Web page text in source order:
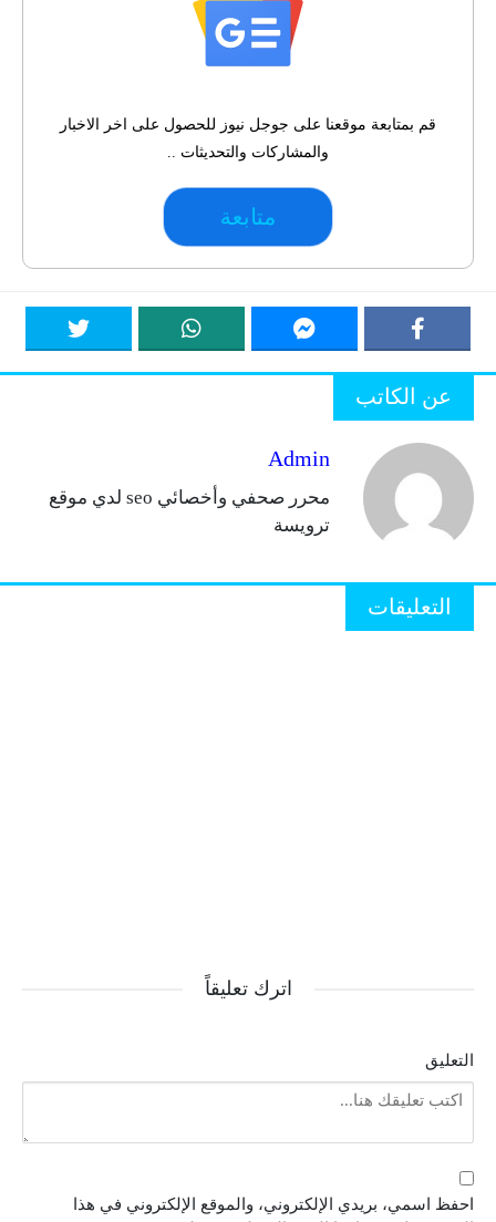
قم بمتابعة موقعنا على جوجل نيوز للحصول على اخر الاخبار
والمشاركات والتحديثات ..
متابعة
عن الكاتب
Admin
محرر صحفي وأخصائي seo لدي موقع
ترويسة
التعليقات
اترك تعليقاً
التعليق
احفظ اسمي، بريدي الإلكتروني، والموقع الإلكتروني في هذا